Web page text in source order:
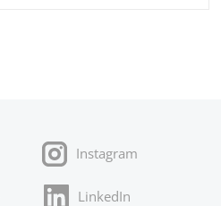
Instagram
LinkedIn